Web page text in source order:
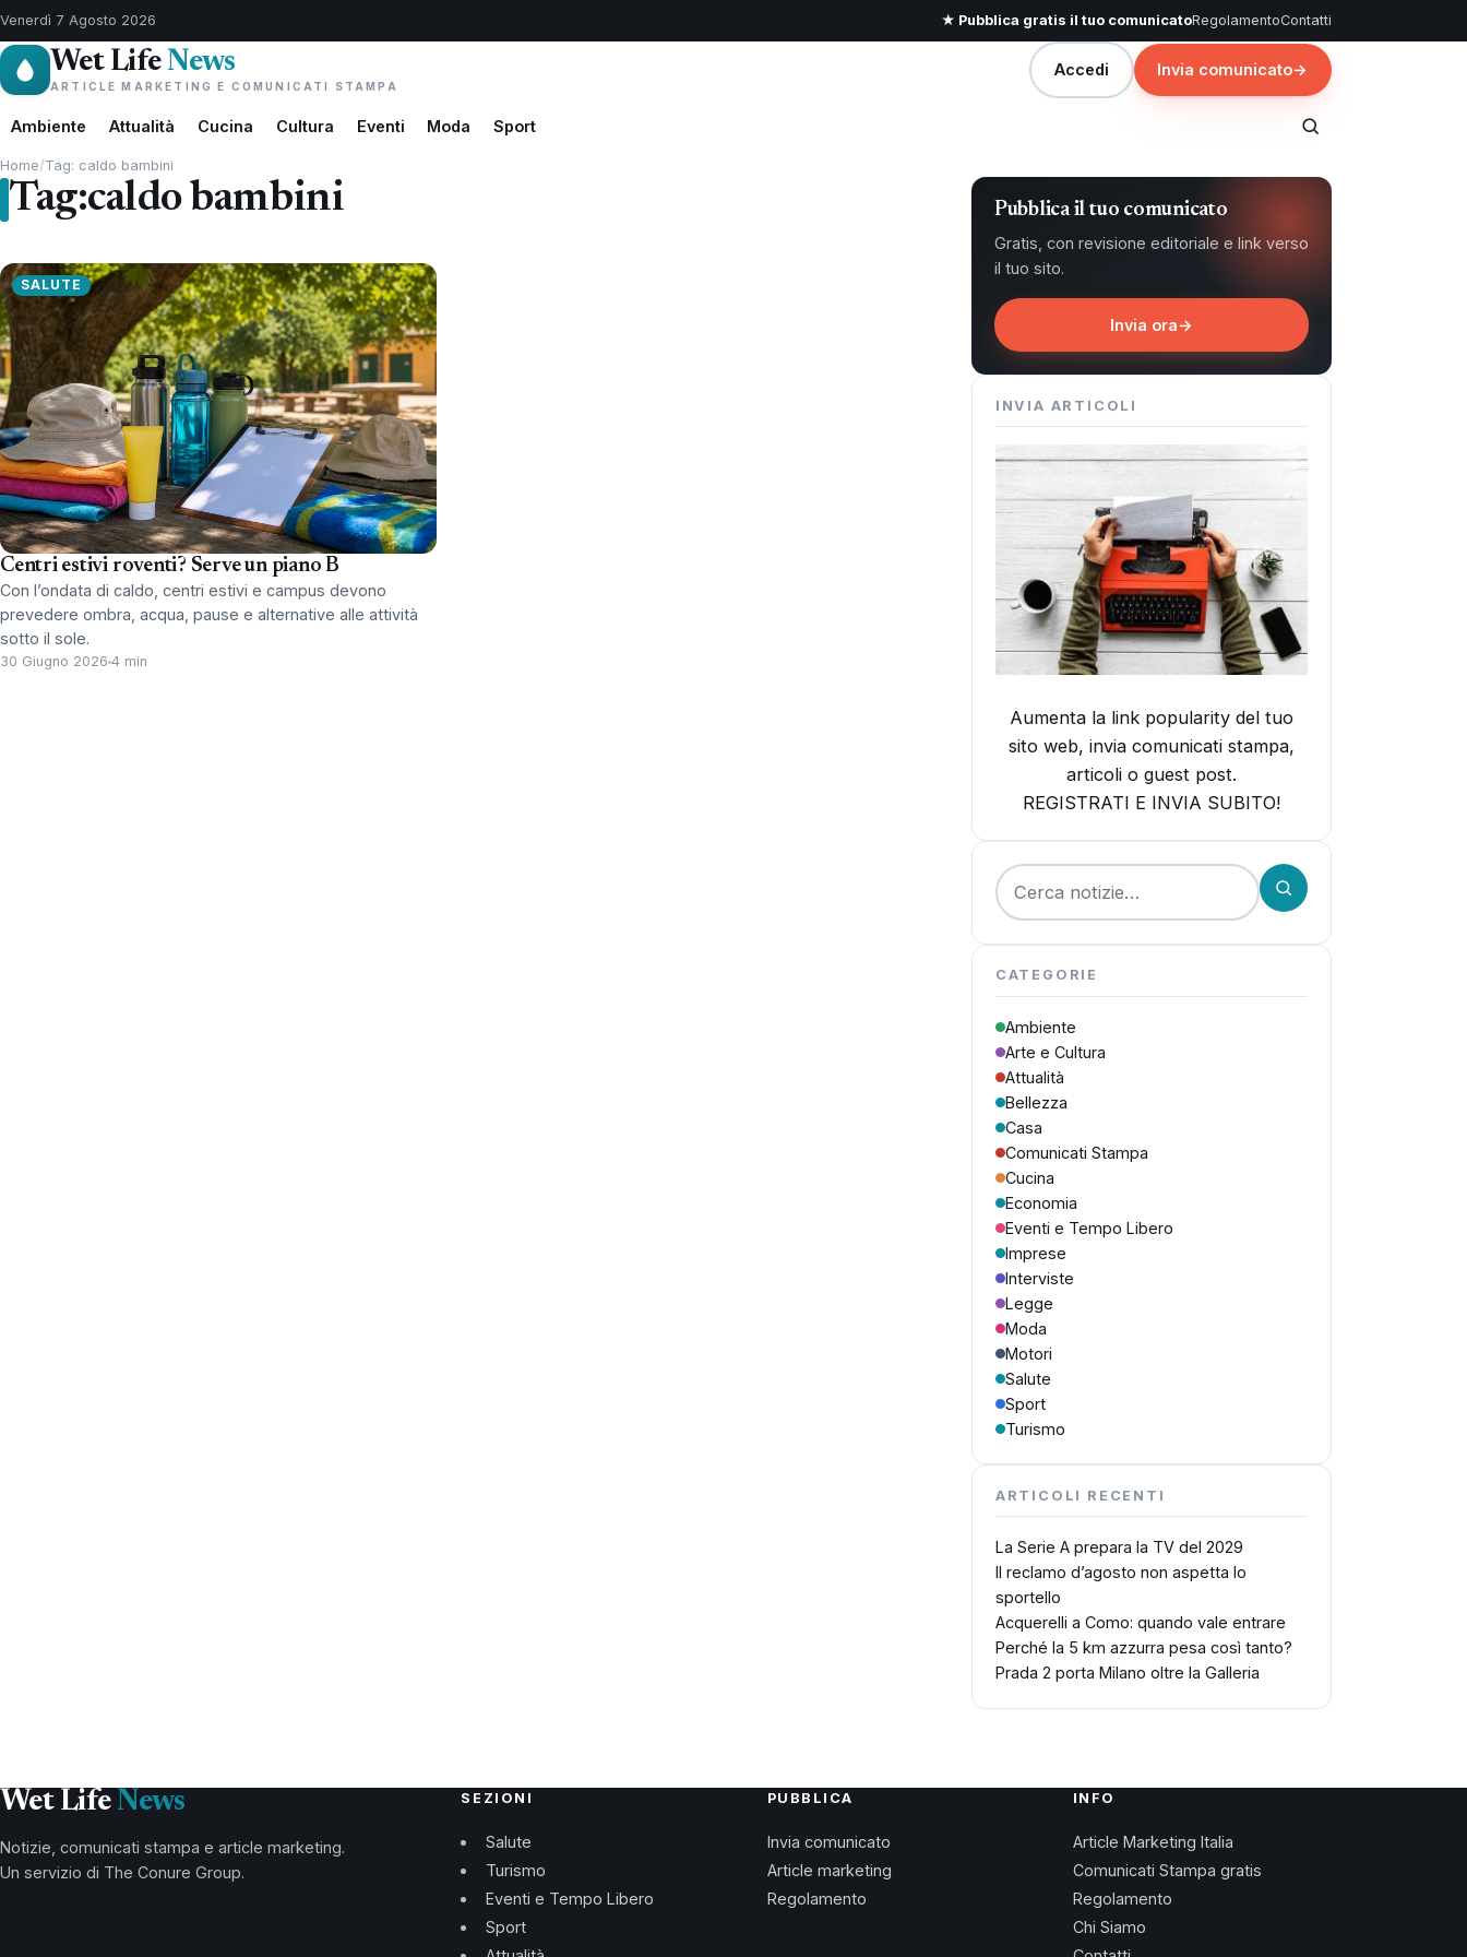
Venerdì 7 Agosto 2026 ★ Pubblica gratis il tuo comunicatoRegolamentoContatti
Wet LifeNews
ARTICLE MARKETING E COMUNICATI STAMPA
Accedi Invia comunicato→
Ambiente Attualità Cucina Cultura Eventi Moda Sport
Home/Tag: caldo bambini
Tag:caldo bambini
SALUTE
Centri estivi roventi? Serve un piano B
Con l’ondata di caldo, centri estivi e campus devono
prevedere ombra, acqua, pause e alternative alle attività
sotto il sole.
30 Giugno 2026 4 min
Pubblica il tuo comunicato
Gratis, con revisione editoriale e link verso
il tuo sito.
Invia ora→
INVIA ARTICOLI
Aumenta la link popularity del tuo
sito web, invia comunicati stampa,
articoli o guest post.
REGISTRATI E INVIA SUBITO!
Cerca:
CATEGORIE
Ambiente
Arte e Cultura
Attualità
Bellezza
Casa
Comunicati Stampa
Cucina
Economia
Eventi e Tempo Libero
Imprese
Interviste
Legge
Moda
Motori
Salute
Sport
Turismo
ARTICOLI RECENTI
La Serie A prepara la TV del 2029
Il reclamo d’agosto non aspetta lo
sportello
Acquerelli a Como: quando vale entrare
Perché la 5 km azzurra pesa così tanto?
Prada 2 porta Milano oltre la Galleria
Wet Life News
Notizie, comunicati stampa e article marketing.
Un servizio di The Conure Group.
SEZIONI
Salute
Turismo
Eventi e Tempo Libero
Sport
PUBBLICA
Invia comunicato
Article marketing
Regolamento
INFO
Article Marketing Italia
Comunicati Stampa gratis
Regolamento
Chi Siamo